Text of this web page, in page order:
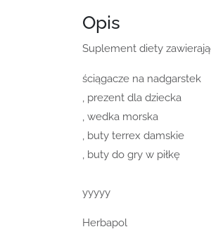
Opis
Suplement diety
ściągacze na nadgarstek
, prezent dla dziecka
, wedka morska
, buty terrex damskie
, buty do gry w piłkę
yyyyy
Herbapol